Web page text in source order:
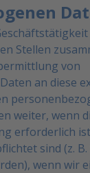
Stellen
von
an diese
weiter, wenn
erforderlich
sind (z.
wenn wir